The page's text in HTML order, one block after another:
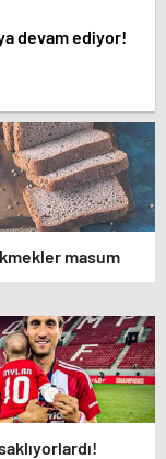
devam ediyor!
masum